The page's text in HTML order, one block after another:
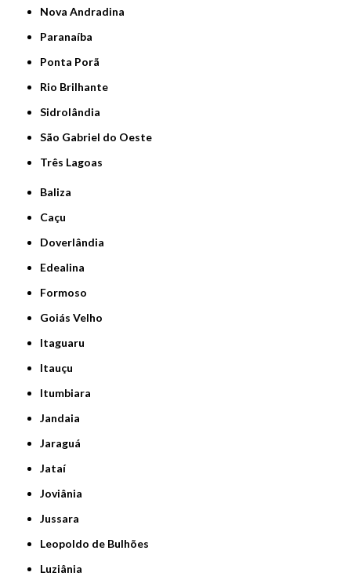
Nova Andradina
Paranaíba
Ponta Porã
Rio Brilhante
Sidrolândia
São Gabriel do Oeste
Três Lagoas
Baliza
Caçu
Doverlândia
Edealina
Formoso
Goiás Velho
Itaguaru
Itauçu
Itumbiara
Jandaia
Jaraguá
Jataí
Joviânia
Jussara
Leopoldo de Bulhões
Luziânia